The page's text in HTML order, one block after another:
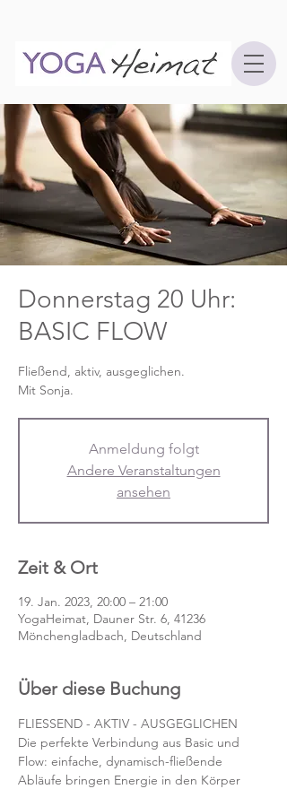
Donnerstag 20 Uhr:
BASIC FLOW
Fließend, aktiv, ausgeglichen.
Mit Sonja.
Anmeldung folgt
Andere Veranstaltungen
ansehen
Zeit & Ort
19. Jan. 2023, 20:00 – 21:00
YogaHeimat, Dauner Str. 6, 41236
Mönchengladbach, Deutschland
Über diese Buchung
FLIESSEND - AKTIV - AUSGEGLICHEN
Die perfekte Verbindung aus Basic und
Flow: einfache, dynamisch-fließende
Abläufe bringen Energie in den Körper